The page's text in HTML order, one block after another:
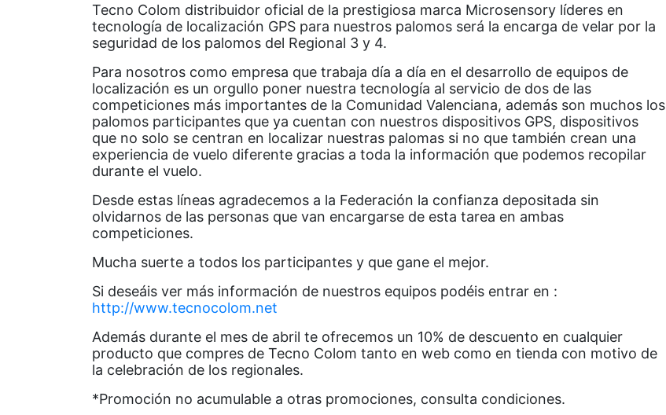
Tecno Colom distribuidor oficial de la prestigiosa marca Microsensory líderes en
tecnología de localización GPS para nuestros palomos será la encarga de velar por la
seguridad de los palomos del Regional 3 y 4.
Para nosotros como empresa que trabaja día a día en el desarrollo de equipos de
localización es un orgullo poner nuestra tecnología al servicio de dos de las
competiciones más importantes de la Comunidad Valenciana, además son muchos los
palomos participantes que ya cuentan con nuestros dispositivos GPS, dispositivos
que no solo se centran en localizar nuestras palomas si no que también crean una
experiencia de vuelo diferente gracias a toda la información que podemos recopilar
durante el vuelo.
Desde estas líneas agradecemos a la Federación la confianza depositada sin
olvidarnos de las personas que van encargarse de esta tarea en ambas
competiciones.
Mucha suerte a todos los participantes y que gane el mejor.
Si deseáis ver más información de nuestros equipos podéis entrar en :
http://www.tecnocolom.net
Además durante el mes de abril te ofrecemos un 10% de descuento en cualquier
producto que compres de Tecno Colom tanto en web como en tienda con motivo de
la celebración de los regionales.
*Promoción no acumulable a otras promociones, consulta condiciones.